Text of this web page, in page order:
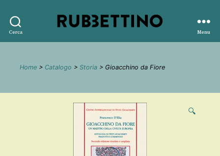
Cerca
editore
Menu
Home > Catalogo > Storia > Gioacchino da Fiore
🔍